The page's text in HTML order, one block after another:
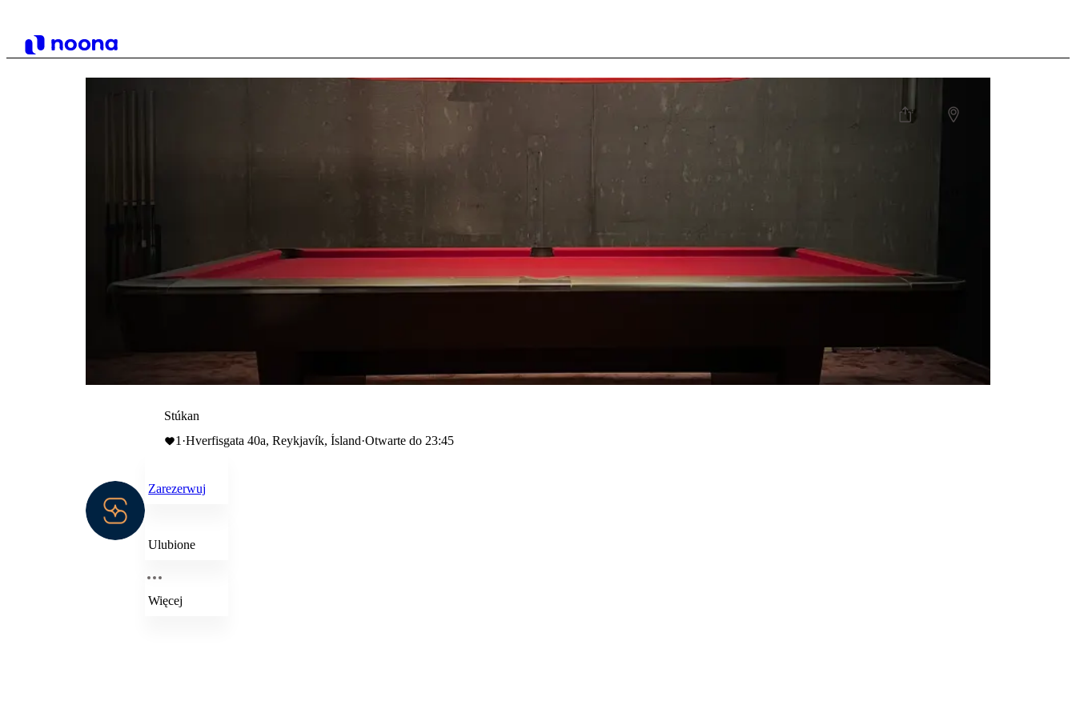
Stúkan
1 ·Hverfisgata 40a, Reykjavík, Ísland·Otwarte do 23:45
Zarezerwuj
Ulubione
Więcej